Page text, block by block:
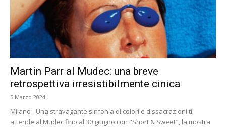
Martin Parr al Mudec: una breve
retrospettiva irresistibilmente cinica
5 Marzo 2024
Milano - Una stravagante sinfonia di colori e dissacrazioni ti
attende al Mudec fino al 30 giugno con "Short & Sweet", la mostra